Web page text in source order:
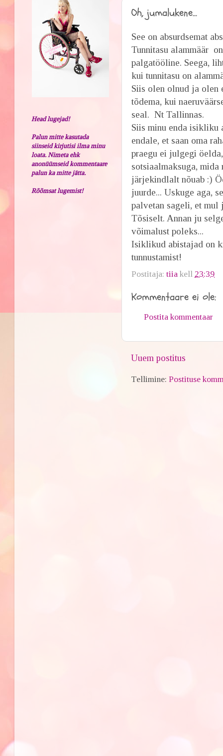
Oh, jumalukene...
See on absurdsemat
Tunnitasu alammäär
palgatööline. Seega,
kui tunnitasu on
Siis olen olnud ja olen
tõdema, kui
seal. Nt Tallinnas.
Siis minu enda isikliku
endale, et saan oma
praegu ei julgegi
sotsiaalmaksuga,
järjekindlalt nõuab :)
juurde... Uskuge aga,
palvetan sageli, et
Tõsiselt. Annan ju
võimalust poleks...
Isiklikud abistajad on
tunnustamist!
Postitaja:tiia kell 23:39
Kommentaare ei ole:
Postita kommentaar
Uuem postitus
Tellimine:Postituse
Head lugejad!
Palun mitte kasutada
siinseid kirjutisi ilma minu
loata. Nimeta ehk
anonüümseid kommentaare
palun ka mitte jätta.
Rõõmsat lugemist!